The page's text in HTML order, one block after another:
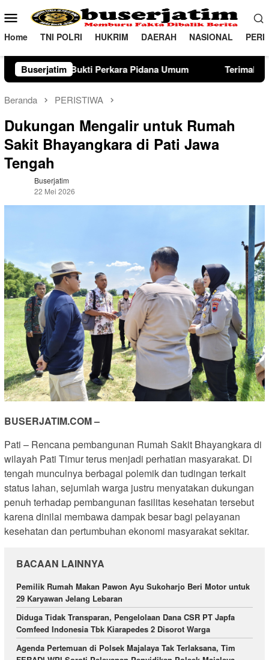
ke
konten
Menu
Mobile
Home TNI POLRI HUKRIM DAERAH NASIONAL
BuserjatimTerimakasih telah melaksanakan kewajiban
Beranda PERISTIWA
Dukungan Mengalir untuk Rumah
Sakit Bhayangkara di Pati Jawa
Tengah
Buserjatim
22 Mei 2026
BUSERJATIM.COM –
Pati – Rencana pembangunan Rumah Sakit Bhayangkara di
wilayah Pati Timur terus menjadi perhatian masyarakat. Di
tengah munculnya berbagai polemik dan tudingan terkait
status lahan, sejumlah warga justru menyatakan dukungan
penuh terhadap pembangunan fasilitas kesehatan tersebut
karena dinilai membawa dampak besar bagi pelayanan
kesehatan dan pertumbuhan ekonomi masyarakat sekitar.
BACAAN LAINNYA
Pemilik Rumah Makan Pawon Ayu Sukoharjo Beri Motor untuk
29 Karyawan Jelang Lebaran
Diduga Tidak Transparan, Pengelolaan Dana CSR PT Japfa
Comfeed Indonesia Tbk Kiarapedes 2 Disorot Warga
Agenda Pertemuan di Polsek Majalaya Tak Terlaksana, Tim